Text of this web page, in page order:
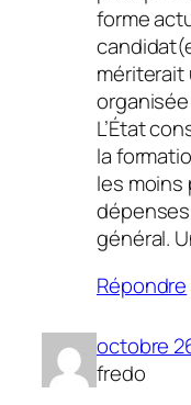
forme
L’État
la
les moins
général.
Répondre
octobre
fredo